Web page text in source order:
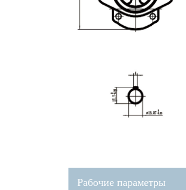
Рабочие параметры